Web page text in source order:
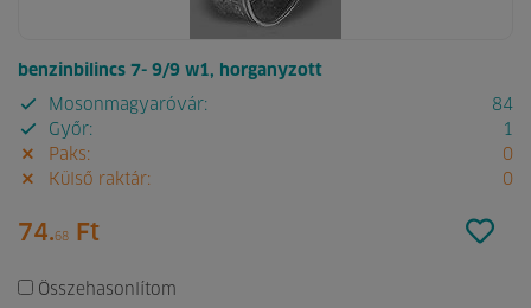
benzinbilincs 7- 9/9 w1, horganyzott
Mosonmagyaróvár:
84
Győr:
1
Paks:
0
Külső raktár:
0
74.68 Ft
Összehasonlítom